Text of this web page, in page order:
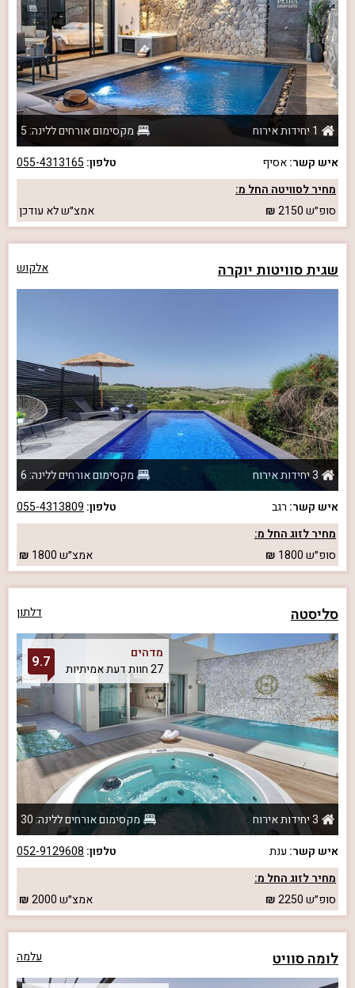
1 יחידות אירוח
מקסימום אורחים ללינה: 5
איש קשר:אסיף טלפון: 055-4313165
מחיר לסוויטה החל מ:
סופ״ש2150 אמצ״שלא עודכן
שגית סוויטות יוקרה אלקוש
3 יחידות אירוח
מקסימום אורחים ללינה: 6
איש קשר: רגב טלפון: 055-4313809
מחיר לזוג החל מ:
סופ״ש1800 אמצ״ש1800
סליסטה דלתון
מדהים
27 חוות דעת אמיתיות
9.7
3 יחידות אירוח
מקסימום אורחים ללינה: 30
איש קשר: ענת טלפון: 052-9129608
מחיר לזוג החל מ:
סופ״ש2250 אמצ״ש2000
לומה סוויט עלמה